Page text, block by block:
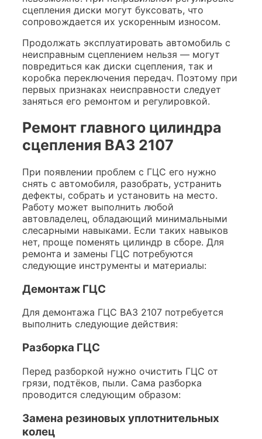
сцепления диски могут буксовать, что
сопровождается их ускоренным износом.
Продолжать эксплуатировать автомобиль с
неисправным сцеплением нельзя — могут
повредиться как диски сцепления, так и
коробка переключения передач. Поэтому при
первых признаках неисправности следует
заняться его ремонтом и регулировкой.
Ремонт главного цилиндра
сцепления ВАЗ 2107
При появлении проблем с ГЦС его нужно
снять с автомобиля, разобрать, устранить
дефекты, собрать и установить на место.
Работу может выполнить любой
автовладелец, обладающий минимальными
слесарными навыками. Если таких навыков
нет, проще поменять цилиндр в сборе. Для
ремонта и замены ГЦС потребуются
следующие инструменты и материалы:
Демонтаж ГЦС
Для демонтажа ГЦС ВАЗ 2107 потребуется
выполнить следующие действия:
Разборка ГЦС
Перед разборкой нужно очистить ГЦС от
грязи, подтёков, пыли. Сама разборка
проводится следующим образом:
Замена резиновых уплотнительных
колец